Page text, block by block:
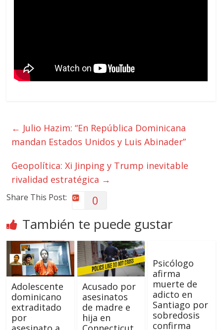
← Julio Hazim: “En República Dominicana
mandan Estados Unidos y Luis Abinader”
Geopolítica: Xi Jinping y Trump inevitable
rivalidad estratégica →
Share This Post: 0
También te puede gustar
Adolescente
dominicano
extraditado
por
Acusado por
asesinatos
de madre e
hija en
Psicólogo
afirma
muerte de
adicto en
Santiago por
sobredosis
confirma